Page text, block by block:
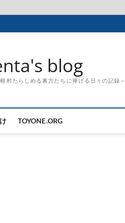
blog
村たらしめる裏方たちに捧げる日々の記録～
TOYONE.ORG